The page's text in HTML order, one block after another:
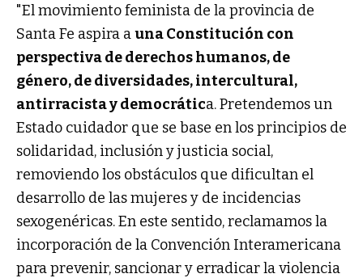
"El movimiento feminista de la provincia de
Santa Fe aspira auna Constitución con
perspectiva de derechos humanos, de
género, de diversidades, intercultural,
antirracista y democrática. Pretendemos un
Estado cuidador que se base en los principios de
solidaridad, inclusión y justicia social,
removiendo los obstáculos que dificultan el
desarrollo de las mujeres y de incidencias
sexogenéricas. En este sentido, reclamamos la
incorporación de la Convención Interamericana
para prevenir, sancionar y erradicar la violencia